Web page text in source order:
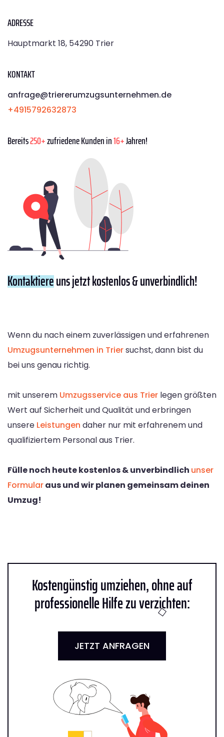
ADRESSE
Hauptmarkt 18, 54290 Trier
KONTAKT
anfrage@triererumzugsunternehmen.de
+4915792632873
Bereits250+zufriedene Kunden in16+Jahren!
Kontaktiereuns jetzt kostenlos & unverbindlich!
Wenn du nach einem zuverlässigen und erfahrenen
Umzugsunternehmen in Triersuchst, dann bist du
bei uns genau richtig.
mit unserem Umzugsservice aus Trier legen größten
Wert auf Sicherheit und Qualität und erbringen
unsere Leistungen daher nur mit erfahrenem und
qualifiziertem Personal aus Trier.
Fülle noch heute kostenlos & unverbindlich unser
Formularaus und wir planen gemeinsam deinen
Umzug!
Kostengünstig umziehen, ohne auf
professionelle Hilfe zu verzichten:
JETZT ANFRAGEN